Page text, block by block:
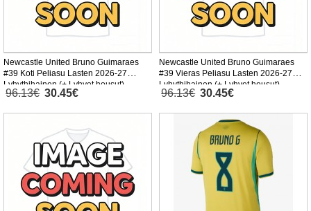
Newcastle United Bruno Guimaraes
#39 Koti Peliasu Lasten 2026-27
Lyhythihainen (+ Lyhyet housut)
96.13€ 30.45€
Newcastle United Bruno Guimaraes
#39 Vieras Peliasu Lasten 2026-27
Lyhythihainen (+ Lyhyet housut)
96.13€ 30.45€